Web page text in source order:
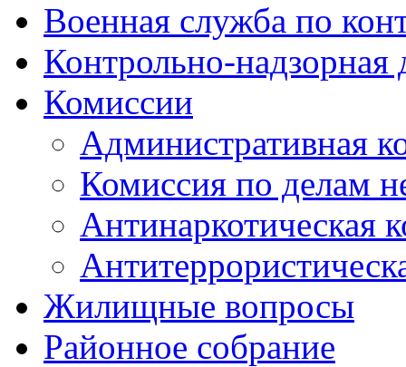
Военная служба по
Контрольно-надзорная
Комиссии
Административная
Комиссия по делам
Антинаркотическая
Жилищные вопросы
Районное собрание